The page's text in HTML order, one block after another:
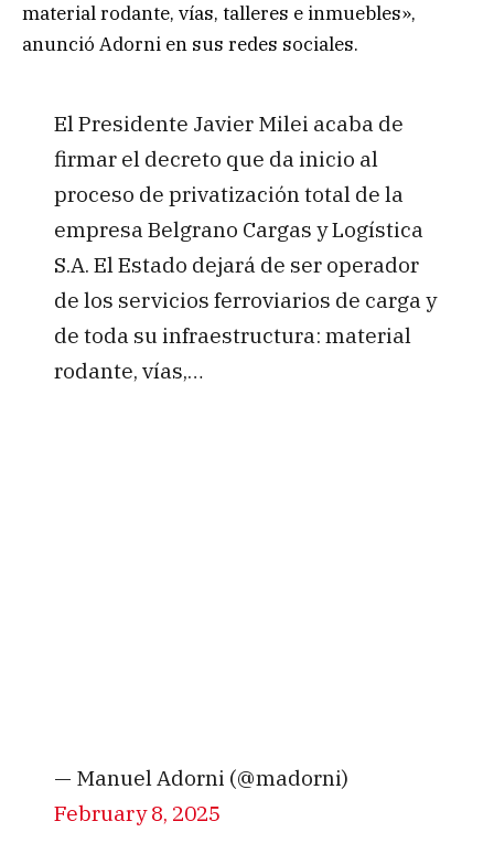
material rodante, vías, talleres e inmuebles»,
anunció Adorni en sus redes sociales.
El Presidente Javier Milei acaba de
firmar el decreto que da inicio al
proceso de privatización total de la
empresa Belgrano Cargas y Logística
S.A. El Estado dejará de ser operador
de los servicios ferroviarios de carga y
de toda su infraestructura: material
rodante, vías,…
— Manuel Adorni (@madorni)
February 8, 2025